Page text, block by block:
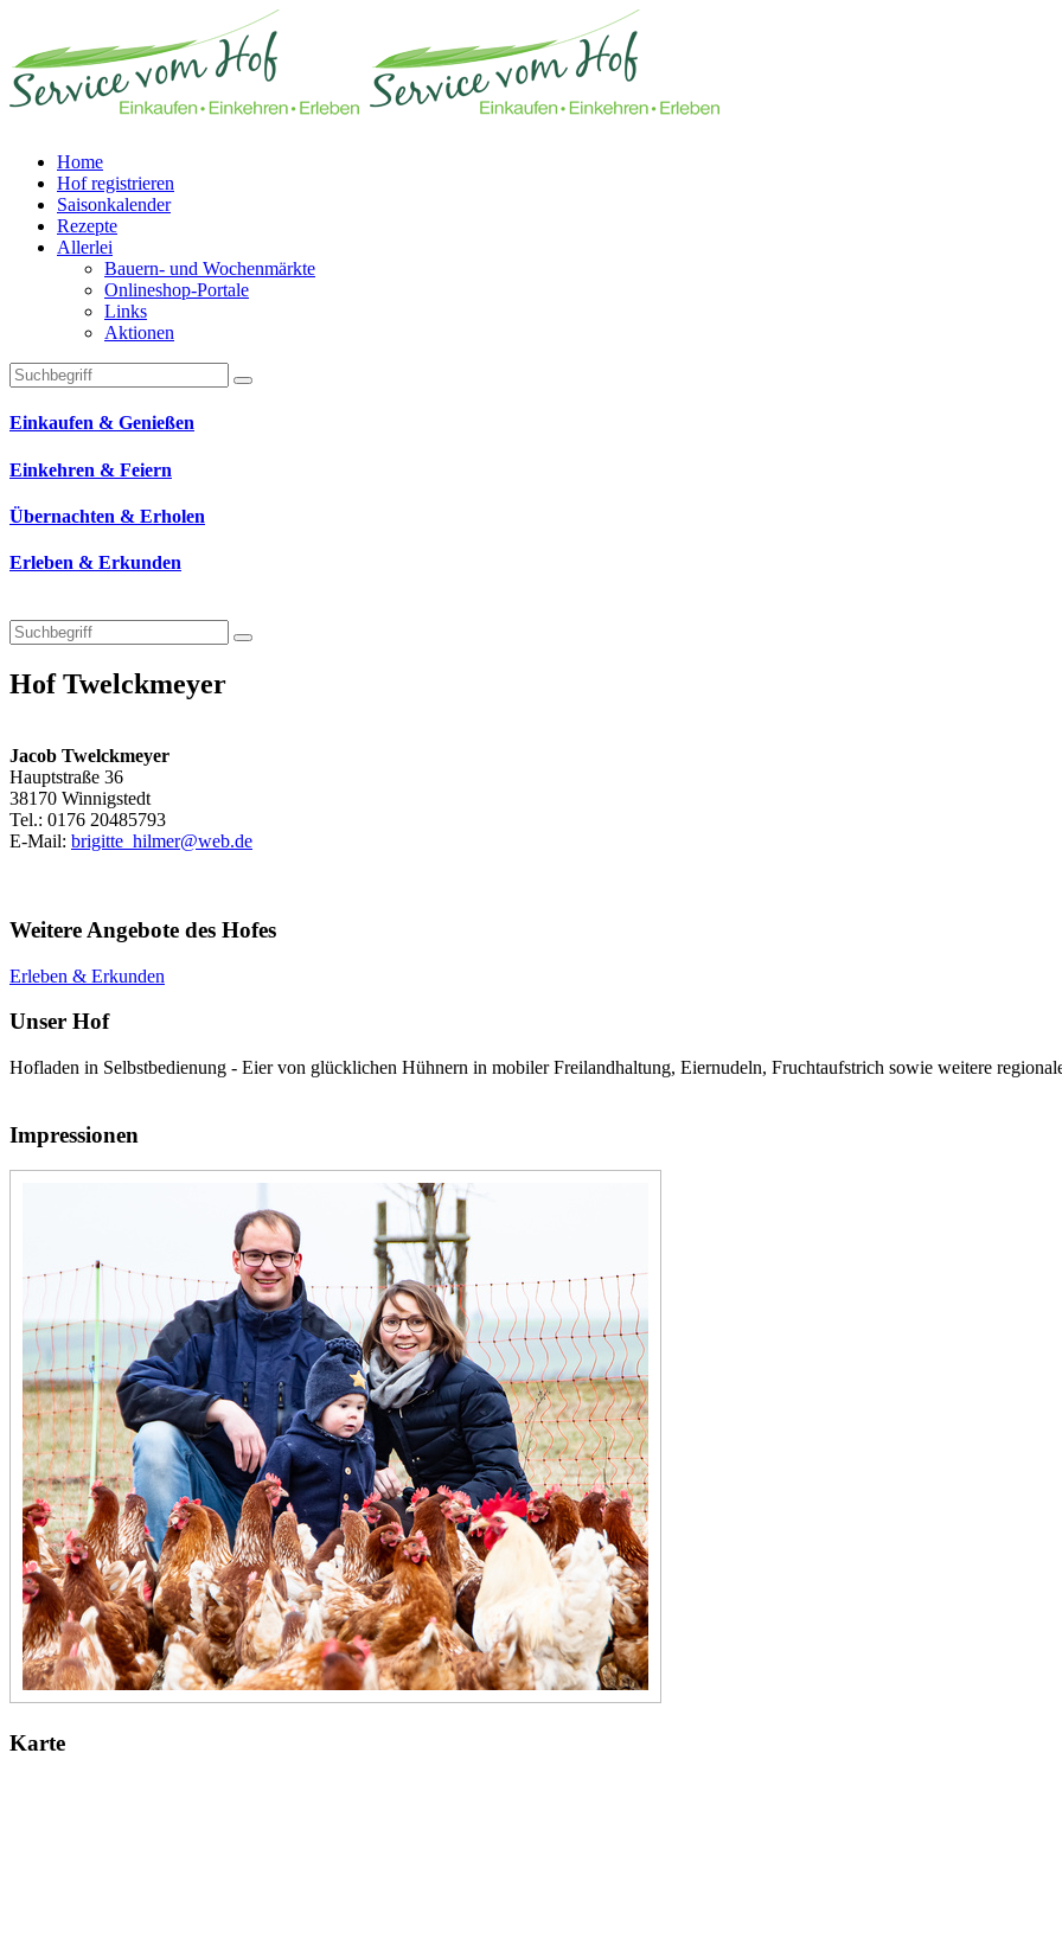
Home
Hof registrieren
Saisonkalender
Rezepte
Allerlei
Bauern- und Wochenmärkte
Onlineshop-Portale
Links
Aktionen
Technisches Feld: Suchfeld
Technisches Feld: Suchbutton
Suche absenden
Einkaufen & Genießen
Einkehren & Feiern
Übernachten & Erholen
Erleben & Erkunden
Hof Twelckmeyer
Jacob Twelckmeyer
Hauptstraße 36
38170 Winnigstedt
Tel.: 0176 20485793
E-Mail: brigitte_hilmer@web.de
Weitere Angebote des Hofes
Erleben & Erkunden
Unser Hof
Hofladen in Selbstbedienung - Eier von glücklichen Hühnern in mobiler Freilandhaltung, Eiernudeln, Fruchtaufstrich sowie weitere
Impressionen
Karte